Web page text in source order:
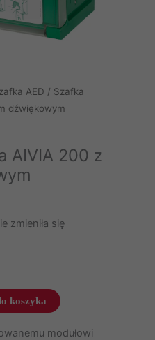
AED / Szafka
dźwiękowym
AIVIA 200 z
zmieniła się
koszyka
modułowi